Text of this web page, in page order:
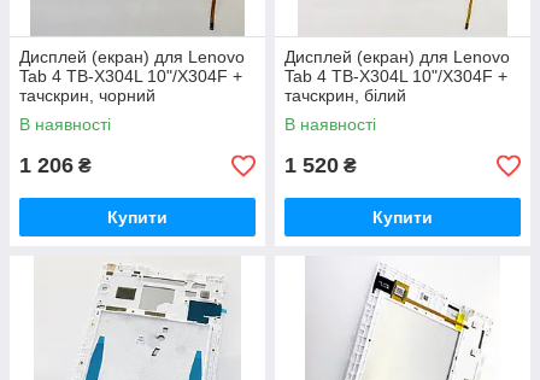
Дисплей (екран) для Lenovo
Tab 4 TB-X304L 10"/X304F +
тачскрин, чорний
В наявності
1 206 ₴
Купити
Дисплей (екран) для Lenovo
Tab 4 TB-X304L 10"/X304F +
тачскрин, білий
В наявності
1 520 ₴
Купити